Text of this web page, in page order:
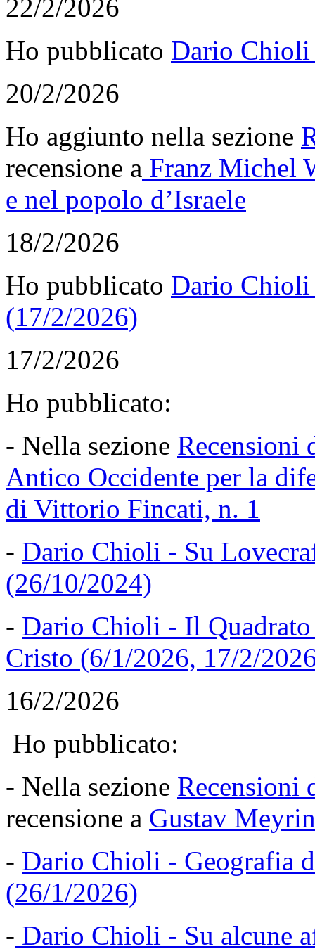
22/2/2026
Ho pubblicato Dario Chioli
20/2/2026
Ho aggiunto nella sezione
recensione a Franz Michel
e nel popolo d’Israele
18/2/2026
Ho pubblicato Dario
(17/2/2026)
17/2/2026
Ho pubblicato:
- Nella sezione Recensioni
Antico Occidente per la
di Vittorio Fincati, n. 1
- Dario Chioli - Su
(26/10/2024)
- Dario Chioli - Il
Cristo (6/1/2026, 17/2/
16/2/2026
Ho pubblicato:
- Nella sezione Recensioni
recensione a Gustav
- Dario Chioli - Geografia
(26/1/2026)
- Dario Chioli - Su alcune